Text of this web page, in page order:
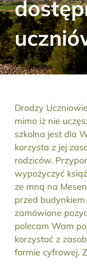
Aktualności
Kontakt
RODO
Drodzy
mimo iż nie
szkolna jest dla
korzysta z jej
rodziców.
wypożyczyć
ze mną na
przed budynkiem
zamówione
polecam Wam
korzystać z
formie cyfrowej.